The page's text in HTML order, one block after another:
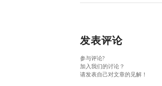
发表评论
参与评论?
加入我们的讨论？
请发表自己对文章的见解！